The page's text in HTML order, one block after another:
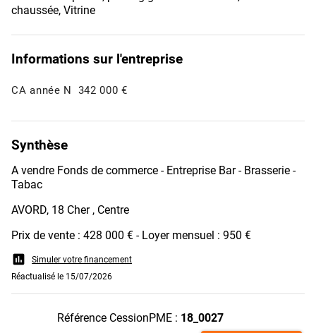
chaussée, Vitrine
Informations sur l'entreprise
CA année N 342 000 €
Synthèse
A vendre Fonds de commerce - Entreprise Bar - Brasserie -
Tabac
AVORD, 18 Cher , Centre
Prix de vente : 428 000 € - Loyer mensuel : 950 €
assessment
Simuler votre financement
Réactualisé le 15/07/2026
Référence CessionPME : 18_0027